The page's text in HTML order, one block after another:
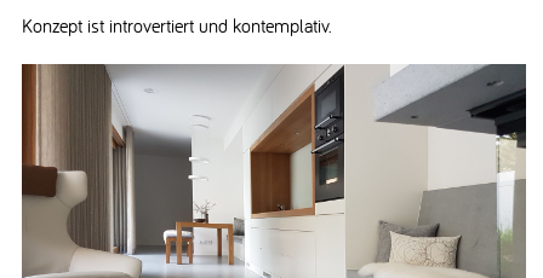
Konzept ist introvertiert und kontemplativ.